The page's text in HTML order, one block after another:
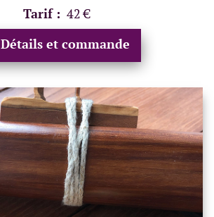
Tarif : 42 €
Détails et commande